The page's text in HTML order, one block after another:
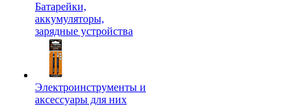
Батарейки,
аккумуляторы,
зарядные устройства
Электроинструменты и
аксессуары для них